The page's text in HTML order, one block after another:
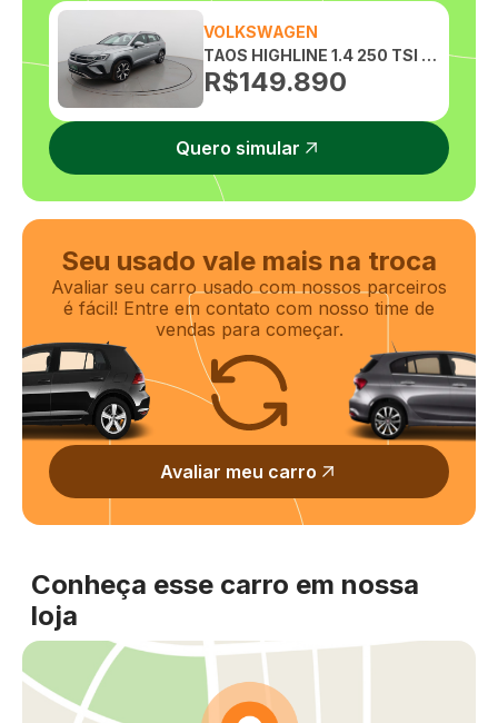
VOLKSWAGEN
TAOS HIGHLINE 1.4 250 TSI 16V TOTAL FLEX AUTOMATICO
R$149.890
Quero simular
Seu usado vale mais na troca
Avaliar seu carro usado com nossos parceiros
é fácil! Entre em contato com nosso time de
vendas para começar.
Avaliar meu carro
Conheça esse carro em nossa
loja